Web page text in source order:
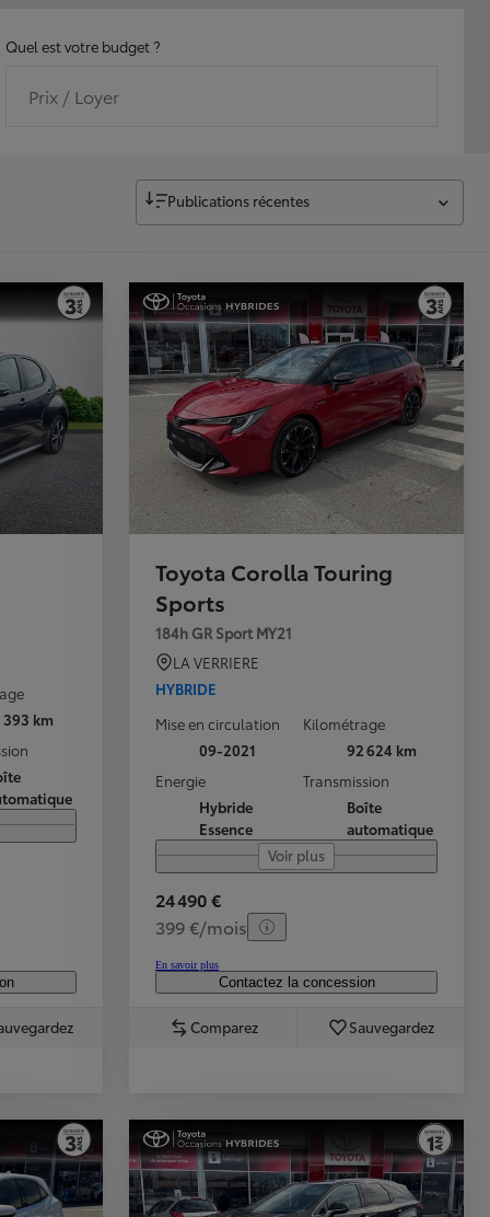
Quel est votre budget ?
Prix / Loyer
Publications récentes
393 km
Toyota Corolla Touring
Sports
184h GR Sport MY21
LA VERRIERE
HYBRIDE
Mise en circulation
09-2021
Kilométrage
92 624 km
Energie
Hybride
Essence
Transmission
Boîte
automatique
Voir plus
24 490 €
399 €/mois
En savoir plus
Contactez la concession
Comparez Sauvegardez